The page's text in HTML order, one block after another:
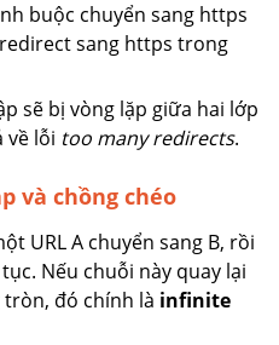
buộc chuyển sang https
sang https trong
sẽ bị vòng lặp giữa hai lớp
về lỗi too many redirects.
và chồng chéo
URL A chuyển sang B, rồi
Nếu chuỗi này quay lại
tròn, đó chính là infinite